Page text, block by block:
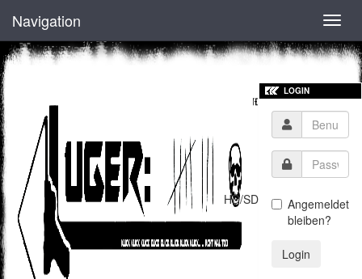
Navigation
HD/SD
LOGIN
Angemeldet
bleiben?
Login